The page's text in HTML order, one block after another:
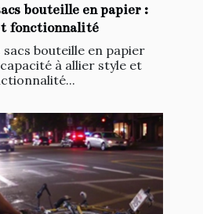
bouteille en papier :
fonctionnalité
bouteille en papier
à allier style et